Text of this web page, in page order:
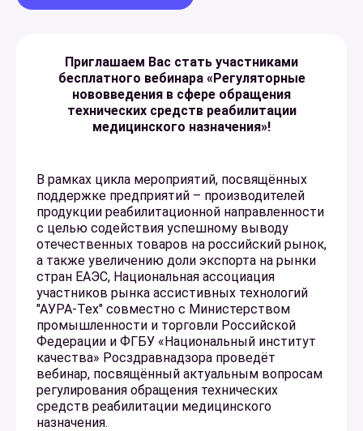
Приглашаем Вас стать участниками
бесплатного вебинара «Регуляторные
нововведения в сфере обращения
технических средств реабилитации
медицинского назначения»!
В рамках цикла мероприятий, посвящённых
поддержке предприятий – производителей
продукции реабилитационной направленности
с целью содействия успешному выводу
отечественных товаров на российский рынок,
а также увеличению доли экспорта на рынки
стран ЕАЭС, Национальная ассоциация
участников рынка ассистивных технологий
"АУРА-Тех" совместно с Министерством
промышленности и торговли Российской
Федерации и ФГБУ «Национальный институт
качества» Росздравнадзора проведёт
вебинар, посвящённый актуальным вопросам
регулирования обращения технических
средств реабилитации медицинского
назначения.